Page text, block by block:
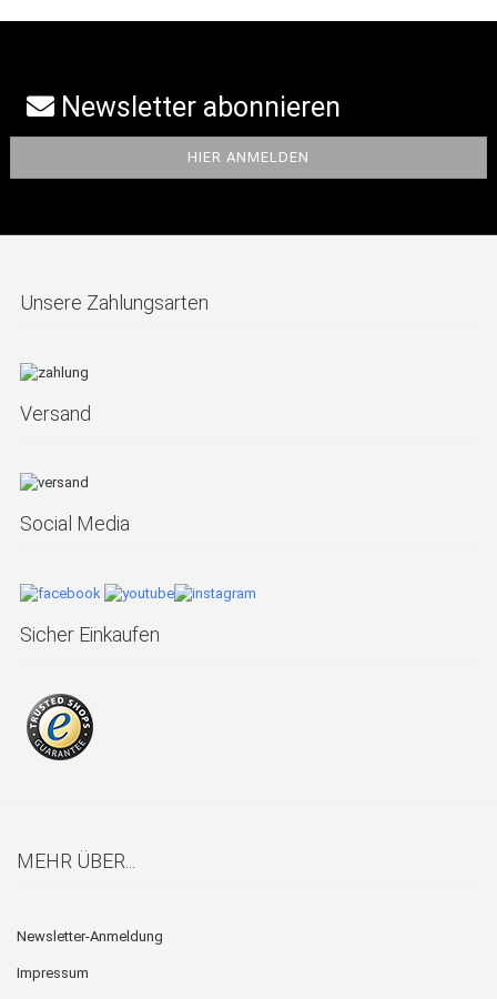
Newsletter abonnieren
Unsere Zahlungsarten
Versand
Social Media
Sicher Einkaufen
MEHR ÜBER...
Newsletter-Anmeldung
Impressum